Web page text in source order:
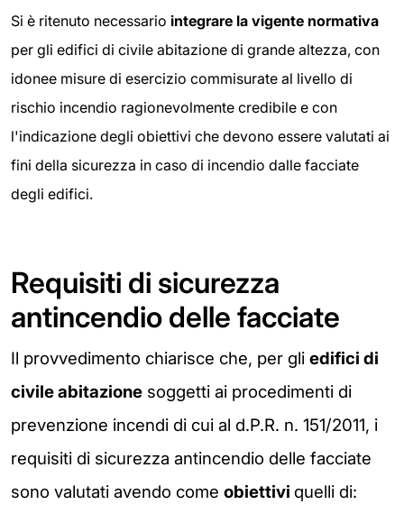
Si è ritenuto necessario integrare la vigente normativa
per gli edifici di civile abitazione di grande altezza, con
idonee misure di esercizio commisurate al livello di
rischio incendio ragionevolmente credibile e con
l'indicazione degli obiettivi che devono essere valutati ai
fini della sicurezza in caso di incendio dalle facciate
degli edifici.
Requisiti di sicurezza
antincendio delle facciate
Il provvedimento chiarisce che, per gli edifici di
civile abitazione soggetti ai procedimenti di
prevenzione incendi di cui al d.P.R. n. 151/2011, i
requisiti di sicurezza antincendio delle facciate
sono valutati avendo come obiettivi quelli di: